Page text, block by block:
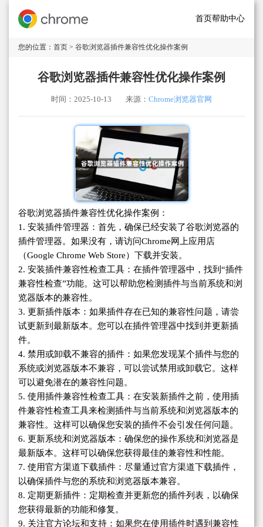
首页帮助中心
您的位置： 首页 > 谷歌浏览器插件兼容性优化操作案例
谷歌浏览器插件兼容性优化操作案例
时间：2025-10-13 来源： Chrome浏览器官网
谷歌浏览器插件兼容性优化操作案例：
1. 安装插件管理器：首先，确保已经安装了谷歌浏览器的
插件管理器。如果没有，请访问Chrome网上应用店
（Google Chrome Web Store）下载并安装。
2. 安装插件兼容性检查工具：在插件管理器中，找到“插件
兼容性检查”功能。这可以帮助您检测插件与当前系统和浏
览器版本的兼容性。
3. 更新插件版本：如果插件存在已知的兼容性问题，请尝
试更新到最新版本。您可以在插件管理器中找到并更新插
件。
4. 禁用或卸载不兼容的插件：如果您发现某个插件与您的
系统或浏览器版本不兼容，可以尝试禁用或卸载它。这样
可以避免潜在的兼容性问题。
5. 使用插件兼容性检查工具：在安装新插件之前，使用插
件兼容性检查工具来检测插件与当前系统和浏览器版本的
兼容性。这样可以确保您安装的插件不会引发任何问题。
6. 更新系统和浏览器版本：确保您的操作系统和浏览器是
最新版本。这样可以确保您获得最佳的兼容性和性能。
7. 使用官方渠道下载插件：尽量通过官方渠道下载插件，
以确保插件与您的系统和浏览器版本兼容。
8. 定期更新插件：定期检查并更新您的插件列表，以确保
您获得最新的功能和修复。
9. 关注官方论坛和支持：如果您在使用插件时遇到兼容性